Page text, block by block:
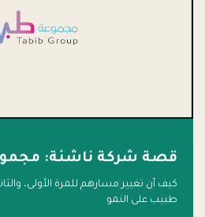
قصة شركة ناشئة:
كيف أن تغيير مسارهم للمرة الأولى،
طبيب على النمو